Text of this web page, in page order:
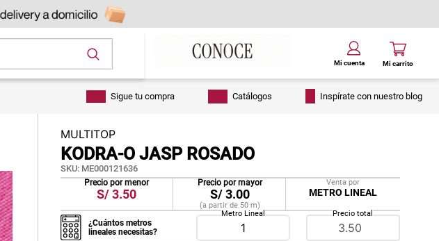
Sigue tu compra Catálogos Inspírate con nuestro blog
MULTITOP
KODRA-O JASP ROSADO
SKU: ME000121636
Precio por menor
S/3.50
Precio por mayor
S/3.00
(a partir de 50 m)
Venta por
METRO LINEAL
¿Cuántos metros
lineales necesitas?
Metro Lineal Precio total